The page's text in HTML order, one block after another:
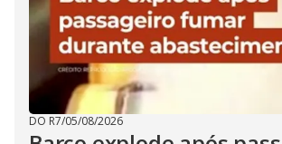
DO R7/05/08/2026